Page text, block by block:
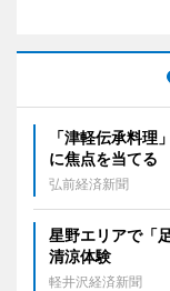
「津軽伝承料
に焦点を当てる
弘前経済新聞
星野エリアで「
清涼体験
軽井沢経済新聞